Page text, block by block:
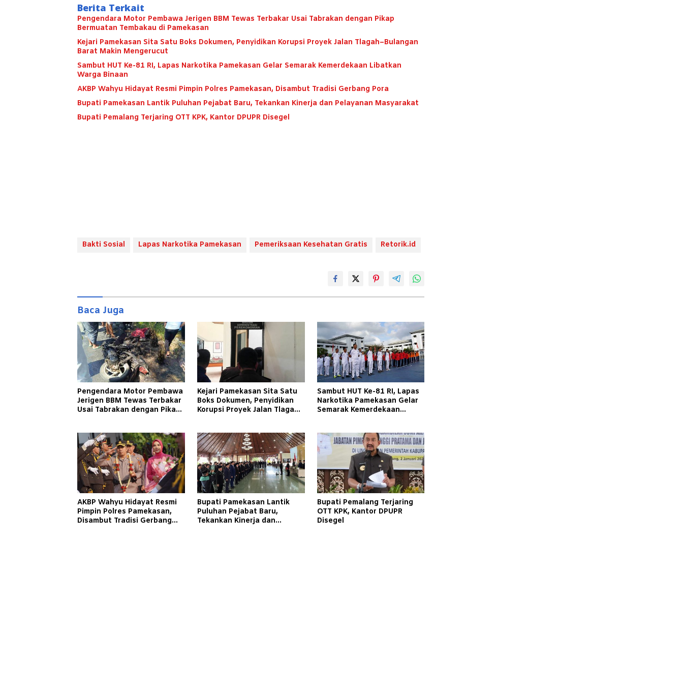
Berita Terkait
Pengendara Motor Pembawa Jerigen BBM Tewas Terbakar Usai Tabrakan dengan Pikap
Bermuatan Tembakau di Pamekasan
Kejari Pamekasan Sita Satu Boks Dokumen, Penyidikan Korupsi Proyek Jalan Tlagah–Bulangan
Barat Makin Mengerucut
Sambut HUT Ke-81 RI, Lapas Narkotika Pamekasan Gelar Semarak Kemerdekaan Libatkan
Warga Binaan
AKBP Wahyu Hidayat Resmi Pimpin Polres Pamekasan, Disambut Tradisi Gerbang Pora
Bupati Pamekasan Lantik Puluhan Pejabat Baru, Tekankan Kinerja dan Pelayanan Masyarakat
Bupati Pemalang Terjaring OTT KPK, Kantor DPUPR Disegel
Bakti Sosial Lapas Narkotika Pamekasan Pemeriksaan Kesehatan Gratis Retorik.id
Baca Juga
Pengendara Motor Pembawa
Jerigen BBM Tewas Terbakar
Usai Tabrakan dengan Pikap
Kejari Pamekasan Sita Satu
Boks Dokumen, Penyidikan
Korupsi Proyek Jalan Tlagah–
Sambut HUT Ke-81 RI, Lapas
Narkotika Pamekasan Gelar
Semarak Kemerdekaan
AKBP Wahyu Hidayat Resmi
Pimpin Polres Pamekasan,
Disambut Tradisi Gerbang
Bupati Pamekasan Lantik
Puluhan Pejabat Baru,
Tekankan Kinerja dan
Bupati Pemalang Terjaring
OTT KPK, Kantor DPUPR
Disegel